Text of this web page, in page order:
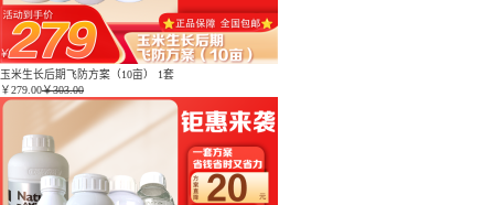
玉米生长后期飞防方案（10亩） 1套
￥279.00￥303.00